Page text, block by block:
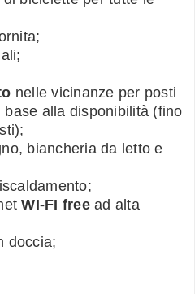
nelle vicinanze per posti
alla disponibilità (fino
biancheria da letto e
WI-FI freead alta
doccia;